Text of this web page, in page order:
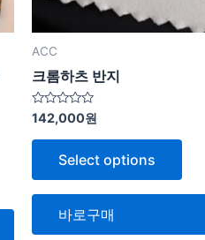
ACC
크롬하츠 반지
5
중
에
평
가
142,000원
Select options
바로구매